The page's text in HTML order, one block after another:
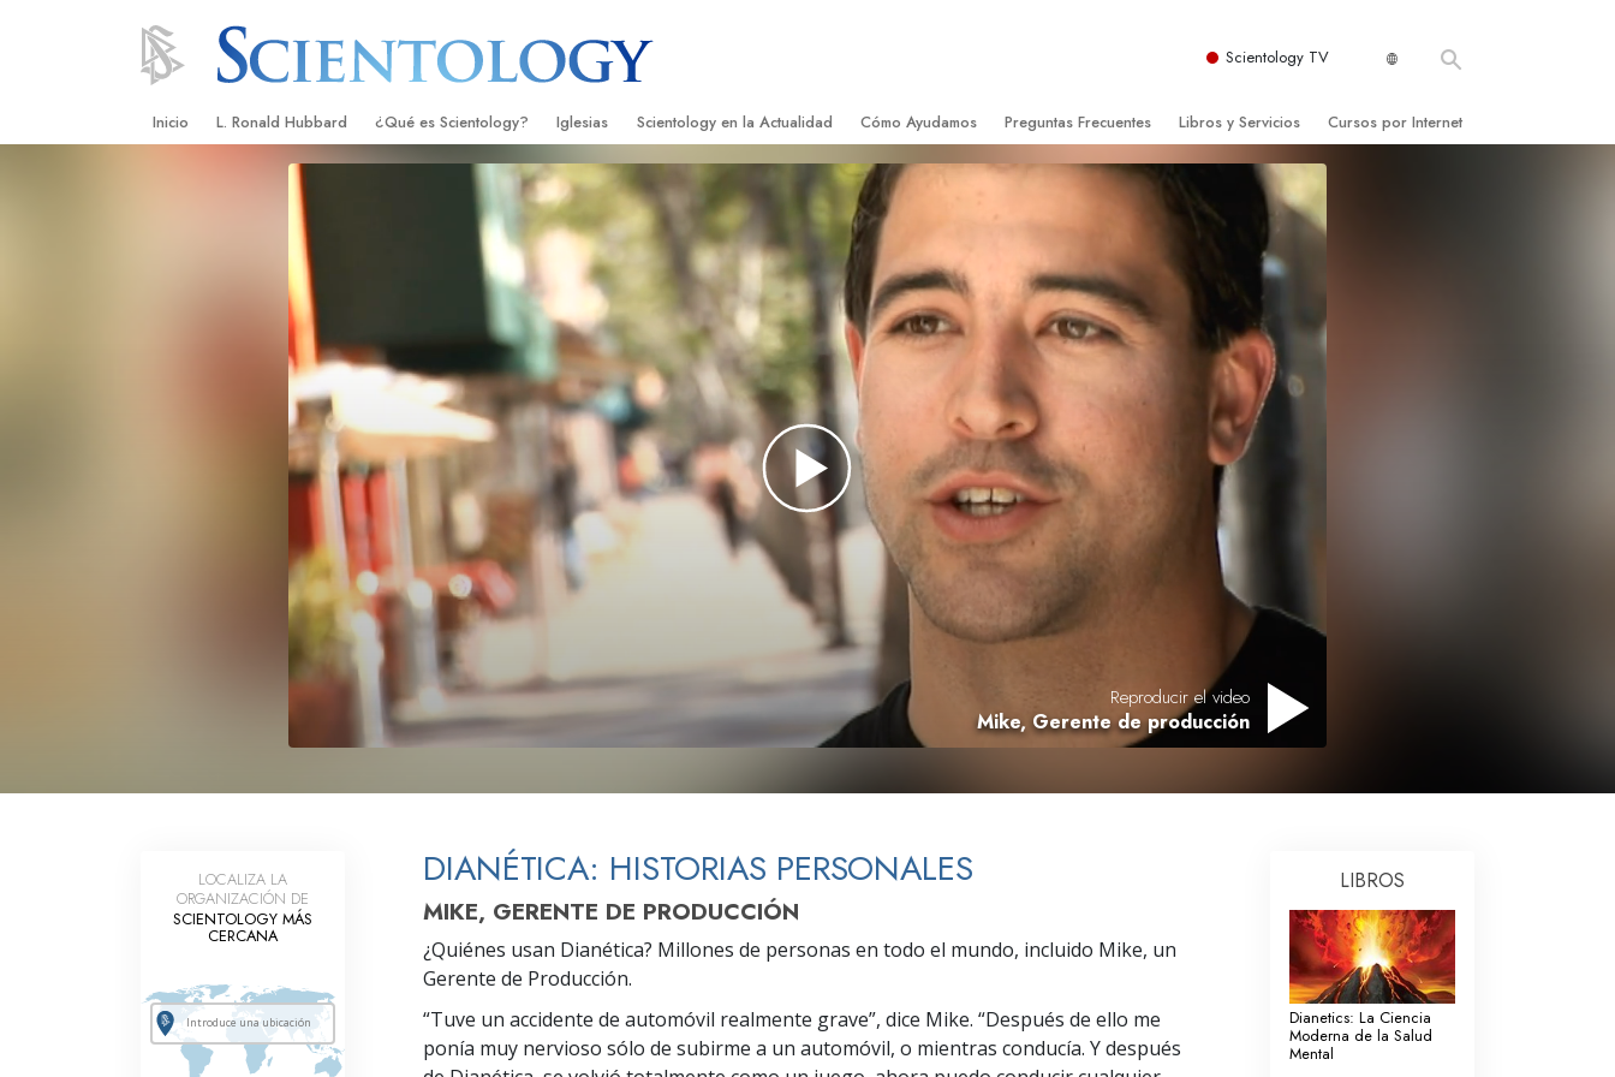
Scientology TV
Inicio L. Ronald Hubbard ¿Qué es Scientology?
Creencias y Prácticas
Credos y Códigos de Scientology
Qué dicen los Scientologists acerca de
Conoce a un Scientologist
Dentro de una Iglesia
Los Principios Básicos de Scientology
Una Introducción a Dianética
Amor y Odio: ¿Qué es Grandeza?
Iglesias
Encontrar una Iglesia
Iglesias Ideales de Scientology
Organizaciones Avanzadas
Base en Tierra de Flag
Freewinds
Llevando Scientology al Mundo
Scientology en la Actualidad
Gran Inauguraciones
Eventos de Scientology
David Miscavige: Líder Eclesiástico de
Cómo Ayudamos
El Camino a la Felicidad
Applied Scholastics
Criminon
Narconon
La Verdad Sobre las Drogas
Unidos por los Derechos Humanos
Comisión de Ciudadanos por los
Derechos Humanos
Ministros Voluntarios de Scientology
Preguntas Frecuentes
Antecedentes y principios básicos
La Organización de Scientology
Libros y Servicios
Libros Iniciales
Conferencias Introductorias
Películas Introductorias
Cursos por Internet
Cómo Resolver los Conflictos
Las Dinámicas de la Existencia
Los Componentes de la Comprensión
Soluciones para un Entorno Peligroso
Ayudas para Enfermedades y Lesiones
La Integridad y la Honestidad
El Matrimonio
La Escala Tonal Emocional
Respuestas a las Drogas
Los Niños
Herramientas para el Entorno Laboral
La Ética y las
Condiciones
Los Fundamentos de la Organización
Los Fundamentos de las Relaciones
Objetivos y Metas
La Tecnología de Estudio
Reproducir el video
Mike, Gerente de producción
DIANÉTICA: HISTORIAS PERSONALES
MIKE, GERENTE DE PRODUCCIÓN
¿Quiénes usan Dianética? Millones de personas en todo el mundo, incluido Mike, un
Gerente de Producción.
“Tuve un accidente de automóvil realmente grave”, dice Mike. “Después de ello me
ponía muy nervioso sólo de subirme a un automóvil, o mientras conducía. Y después
LOCALIZA LA
ORGANIZACIÓN DE
SCIENTOLOGY MÁS
CERCANA
LIBROS
Dianetics: La Ciencia
Moderna de la Salud
Mental